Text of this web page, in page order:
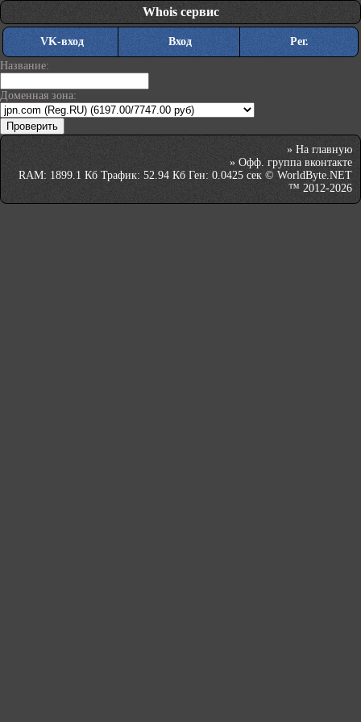
Whois сервис
VK-вход Вход
Рег.
Название:
Доменная зона:
» На главную
» Офф. группа вконтакте
RAM: 1899.1 Кб Трафик: 52.94 Кб Ген: 0.0425 сек © WorldByte.NET
™ 2012-2026